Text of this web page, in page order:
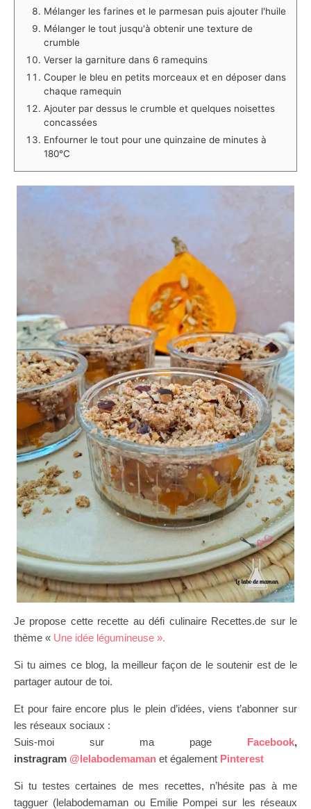
Mélanger les farines et le parmesan puis ajouter l'huile
Mélanger le tout jusqu'à obtenir une texture de
crumble
Verser la garniture dans 6 ramequins
Couper le bleu en petits morceaux et en déposer dans
chaque ramequin
Ajouter par dessus le crumble et quelques noisettes
concassées
Enfourner le tout pour une quinzaine de minutes à
180°C
Je propose cette recette au défi culinaire Recettes.de sur le
thème « Une idée légumineuse ».
Si tu aimes ce blog, la meilleur façon de le soutenir est de le
partager autour de toi.
Et pour faire encore plus le plein d’idées, viens t’abonner sur
les réseaux sociaux :
Suis-moi sur ma page Facebook,
instragram @lelabodemaman et également Pinterest
Si tu testes certaines de mes recettes, n’hésite pas à me
tagguer (lelabodemaman ou Emilie Pompei sur les réseaux